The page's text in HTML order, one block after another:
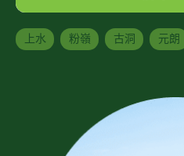
上水 粉嶺 古洞 元朗